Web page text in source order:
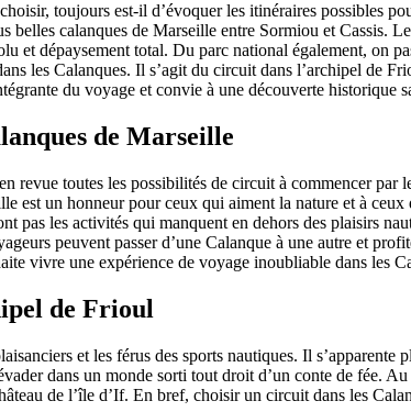
toujours est-il d’évoquer les itinéraires possibles
belles calanques de Marseille entre Sormiou et Cassis.
et dépaysement total. Du parc national également, on
les Calanques. Il s’agit du circuit dans l’archipel de
du voyage et convie à une découverte historique
de Marseille
revue toutes les possibilités de circuit à commencer
est un honneur pour ceux qui aiment la nature et à
pas les activités qui manquent en dehors des plaisirs
peuvent passer d’une Calanque à une autre et
vivre une expérience de voyage inoubliable dans les
de Frioul
et les férus des sports nautiques. Il
dans un monde sorti tout droit d’un conte de fée.
de l’île d’If. En bref, choisir un circuit dans les